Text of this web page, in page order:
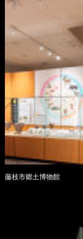
藤枝市郷土博物館